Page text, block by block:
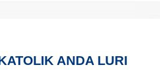
ANDA LURI